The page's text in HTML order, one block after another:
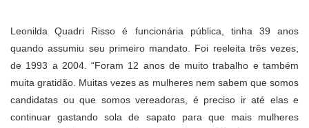
Leonilda Quadri Risso é funcionária pública, tinha 39 anos
quando assumiu seu primeiro mandato. Foi reeleita três vezes,
de 1993 a 2004. “Foram 12 anos de muito trabalho e também
muita gratidão. Muitas vezes as mulheres nem sabem que somos
candidatas ou que somos vereadoras, é preciso ir até elas e
continuar gastando sola de sapato para que mais mulheres